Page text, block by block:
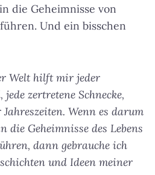
die Geheimnisse von
Und ein bisschen
Welt hilft mir jeder
jede zertretene Schnecke,
Jahreszeiten. Wenn es darum
die Geheimnisse des Lebens
dann gebrauche ich
und Ideen meiner